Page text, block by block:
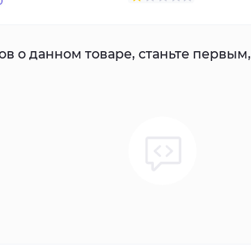
о данном товаре, станьте первым,